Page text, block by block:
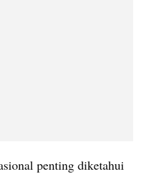
penting diketahui